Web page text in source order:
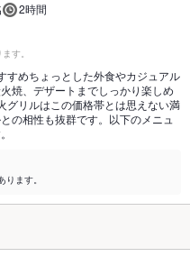
2時間
す。
すめちょっとした外食やカジュアル
焼、デザートまでしっかり楽しめ
グリルはこの価格帯とは思えない満
の相性も抜群です。以下のメニュ
ます。